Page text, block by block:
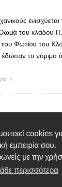
cookies
εμπειρία σου.
με την
περισσότερα
του κλάδου
Φωτίου του
έδωσαν το